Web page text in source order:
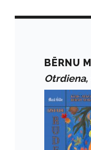
BĒRNU
Otrdiena,